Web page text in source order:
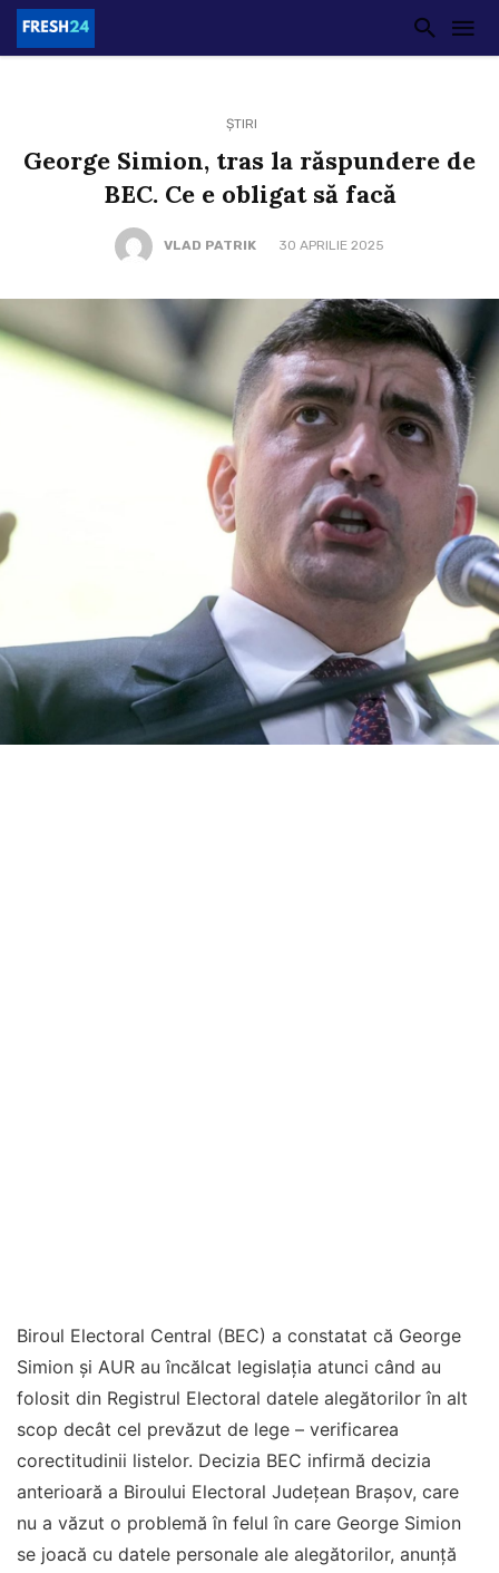
ȘTIRI
George Simion, tras la răspundere de
BEC. Ce e obligat să facă
VLAD PATRIK 30 APRILIE 2025
Biroul Electoral Central (BEC) a constatat că George
Simion și AUR au încălcat legislația atunci când au
folosit din Registrul Electoral datele alegătorilor în alt
scop decât cel prevăzut de lege – verificarea
corectitudinii listelor. Decizia BEC infirmă decizia
anterioară a Biroului Electoral Județean Brașov, care
nu a văzut o problemă în felul în care George Simion
se joacă cu datele personale ale alegătorilor, anunță